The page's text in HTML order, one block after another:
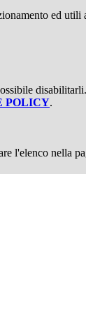
ed utili
disabilitarli.
POLICY.
l'elenco nella